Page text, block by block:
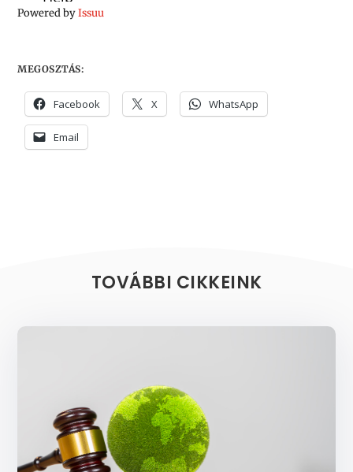
Powered byIssuu
MEGOSZTÁS:
Facebook X WhatsApp
Email
TOVÁBBI CIKKEINK